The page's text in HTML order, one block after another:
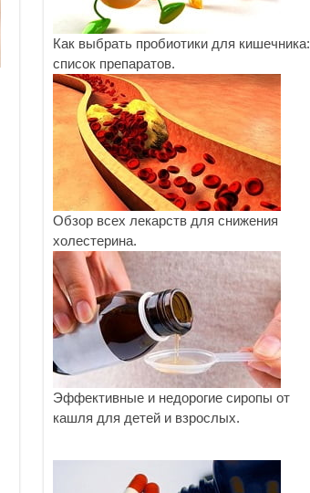
Как выбрать пробиотики для кишечника:
список препаратов.
Обзор всех лекарств для снижения
холестерина.
Эффективные и недорогие сиропы от
кашля для детей и взрослых.